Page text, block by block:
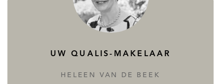
verdieping bereikbaar. Hier bevindt zich de verrassend
ruime 3e slaapkamer. Tevens is er een prachtig bijgebouw
veranda met buitenkeuken en een drietal bergingen,
waarvan 2 met eigen toegangsdeur. Maar dat is nog niet
UW QUALIS-MAKELAAR
HELEEN VAN DE BEEK